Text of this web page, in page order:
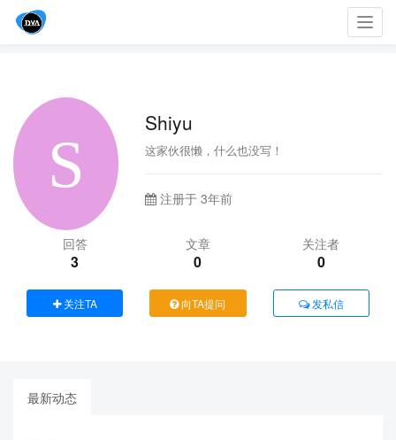
Shiyu
这家伙很懒，什么也没写！
注册于 3年前
回答
3
文章
0
关注者
0
关注TA 向TA提问 发私信
最新动态